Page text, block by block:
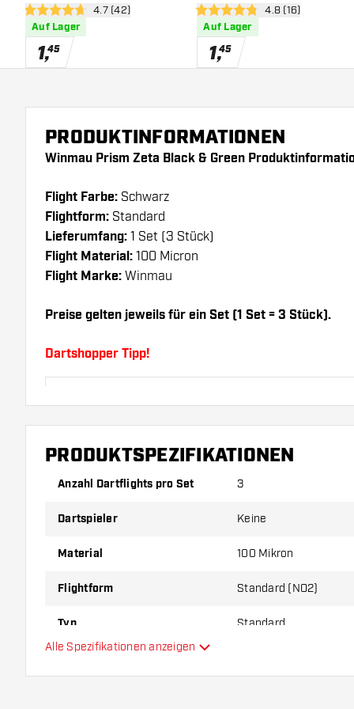
Bewertungsbereich öffnen
4.7 Bewertungssterne
4.7 (42)
Auf Lager
1,45
4.8 Bewertungssterne
4.8 (16)
Auf Lager
1,45
PRODUKTINFORMATIONEN
Winmau Prism Zeta Black & Green
Flight Farbe: Schwarz
Flightform: Standard
Lieferumfang: 1 Set (3 Stück)
Flight Material: 100 Micron
Flight Marke: Winmau
Preise gelten jeweils für ein Set (1 Set = 3 Stück).
Dartshopper Tipp!
Probieren Sie eine andere Form, ein anderes
Dicke der Flights aus, um herauszufinden, welche
PRODUKTSPEZIFIKATIONEN
Anzahl Dartflights pro Set 3
Dartspieler Keine
Material 100 Mikron
Flightform Standard (NO2)
Typ Standard
Alle Spezifikationen anzeigen